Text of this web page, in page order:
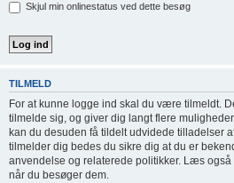
Skjul min onlinestatus ved dette besøg
TILMELD
For at kunne logge ind skal du være tilmeldt.
tilmelde sig, og giver dig langt flere
kan du desuden få tildelt udvidede tilladelser
tilmelder dig bedes du sikre dig at du er
anvendelse og relaterede politikker. Læs
når du besøger dem.